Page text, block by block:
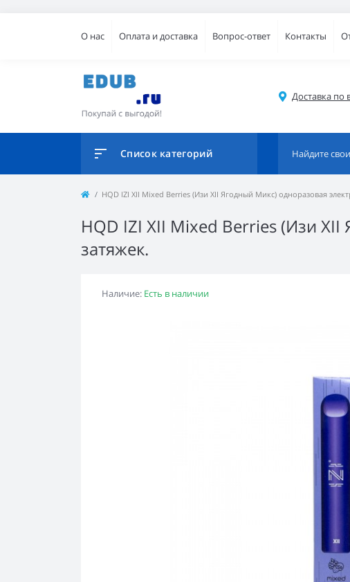
О нас Оплата и доставка Вопрос-ответ Контакты
Доставка
Список категорий
HQD IZI XII Mixed Berries (Изи XII Ягодный Микс) одноразовая
HQD IZI XII Mixed Berries (Изи
затяжек.
Наличие: Есть в наличии